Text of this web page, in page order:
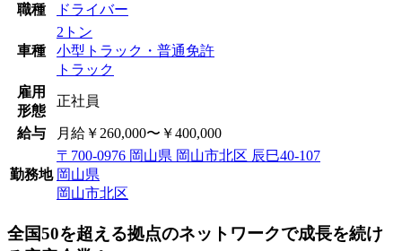
職種 ドライバー
車種
2トン
小型トラック・普通免許
トラック
雇用
形態
正社員
給与 月給￥260,000〜￥400,000
勤務地
〒700-0976 岡山県 岡山市北区 辰巳40-107
岡山県
岡山市北区
全国50を超える拠点のネットワークで成長を続け